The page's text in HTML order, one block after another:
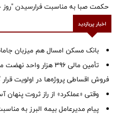
حکمت صبا به مناسبت فرارسیدن "روز
اخبار پربازدید
بانک مسکن امسال هم میزبان
تأمین مالی ۳۹۶ هزار
فروش اقساطی پروژه‌ها در اولویت قرار
وقتی «عملکرد» از راز ثروت پنهان
پیام مدیرعامل بیمه البرز به